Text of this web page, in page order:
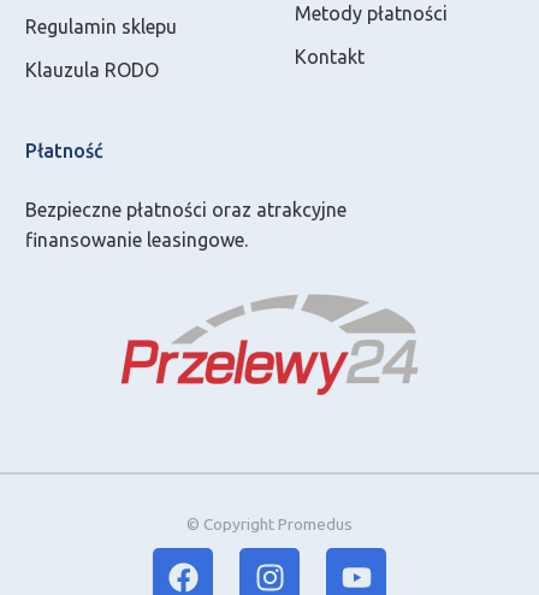
Regulamin sklepu
Klauzula RODO
Metody płatności
Kontakt
Płatność
Bezpieczne płatności oraz atrakcyjne
finansowanie leasingowe.
© Copyright Promedus